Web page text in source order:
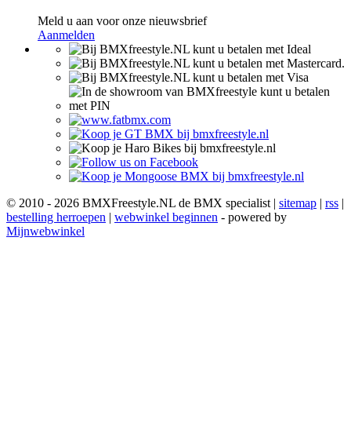
Meld u aan voor onze nieuwsbrief
Aanmelden
© 2010 - 2026 BMXFreestyle.NL de BMX specialist | sitemap | rss |
bestelling herroepen | webwinkel beginnen - powered by
Mijnwebwinkel